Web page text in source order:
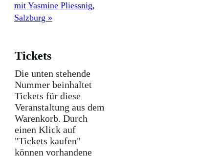
mit Yasmine Pliessnig,
Salzburg »
Tickets
Die unten stehende
Nummer beinhaltet
Tickets für diese
Veranstaltung aus dem
Warenkorb. Durch
einen Klick auf
"Tickets kaufen"
können vorhandene